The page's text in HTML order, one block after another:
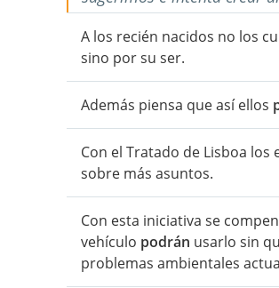
A los recién nacidos no los
sino por su ser.
Además piensa que así ellos
Con el Tratado de Lisboa
sobre más asuntos.
Con esta iniciativa se
vehículo podrán usarlo sin
problemas ambientales